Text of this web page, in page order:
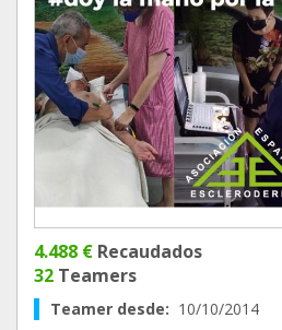
4.488 € Recaudados
32 Teamers
Teamer desde: 10/10/2014